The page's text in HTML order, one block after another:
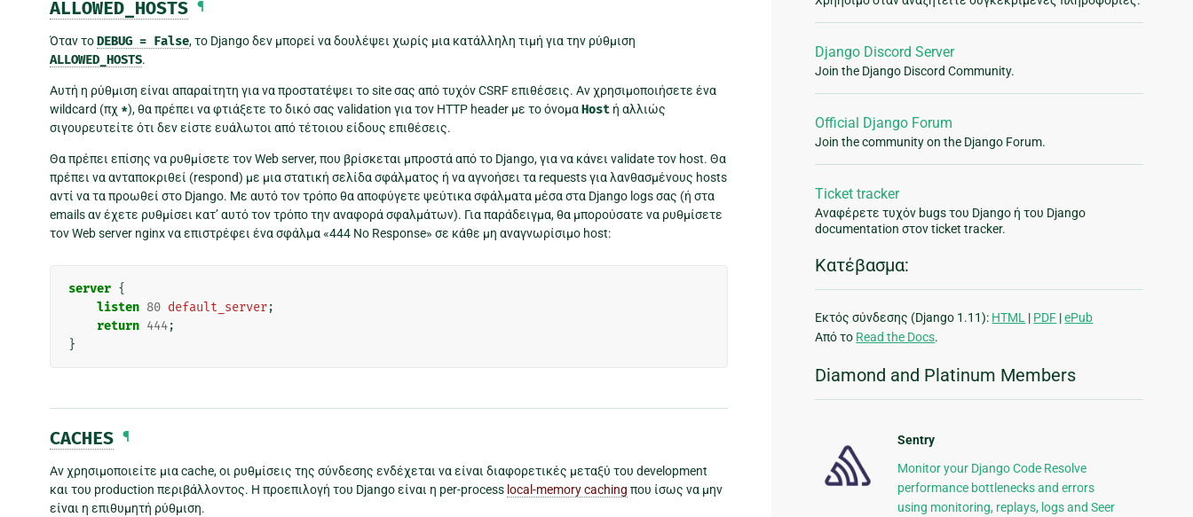
ALLOWED_HOSTS ¶
Όταν τοDEBUG = False, το Django δεν μπορεί να δουλέψει χωρίς μια κατάλληλη τιμή για την ρύθμιση
ALLOWED_HOSTS.
Αυτή η ρύθμιση είναι απαραίτητη για να προστατέψει το site σας από τυχόν CSRF επιθέσεις. Αν χρησιμοποιήσετε ένα
wildcard (πχ *), θα πρέπει να φτιάξετε το δικό σας validation για τον HTTP header με το όνομαHost ή αλλιώς
σιγουρευτείτε ότι δεν είστε ευάλωτοι από τέτοιου είδους επιθέσεις.
Θα πρέπει επίσης να ρυθμίσετε τον Web server, που βρίσκεται μπροστά από το Django, για να κάνει validate τον host. Θα
πρέπει να ανταποκριθεί (respond) με μια στατική σελίδα σφάλματος ή να αγνοήσει τα requests για λανθασμένους hosts
αντί να τα προωθεί στο Django. Με αυτό τον τρόπο θα αποφύγετε ψεύτικα σφάλματα μέσα στα Django logs σας (ή στα
emails αν έχετε ρυθμίσει κατ’ αυτό τον τρόπο την αναφορά σφαλμάτων). Για παράδειγμα, θα μπορούσατε να ρυθμίσετε
τον Web server nginx να επιστρέφει ένα σφάλμα «444 No Response» σε κάθε μη αναγνωρίσιμο host:
server {
listen 80 default_server;
return 444;
}
CACHES ¶
Αν χρησιμοποιείτε μια cache, οι ρυθμίσεις της σύνδεσης ενδέχεται να είναι διαφορετικές μεταξύ του development
και του production περιβάλλοντος. Η προεπιλογή του Django είναι η per-process local-memory caching που ίσως να μην
είναι η επιθυμητή ρύθμιση.
Django Discord Server
Join the Django Discord Community.
Official Django Forum
Join the community on the Django Forum.
Ticket tracker
Αναφέρετε τυχόν bugs του Django ή του Django
documentation στον ticket tracker.
Κατέβασμα:
Εκτός σύνδεσης (Django 1.11): HTML | PDF |ePub
Από το Read the Docs.
Diamond and Platinum Members
Sentry
Monitor your Django Code Resolve
performance bottlenecks and errors
using monitoring, replays, logs and Seer